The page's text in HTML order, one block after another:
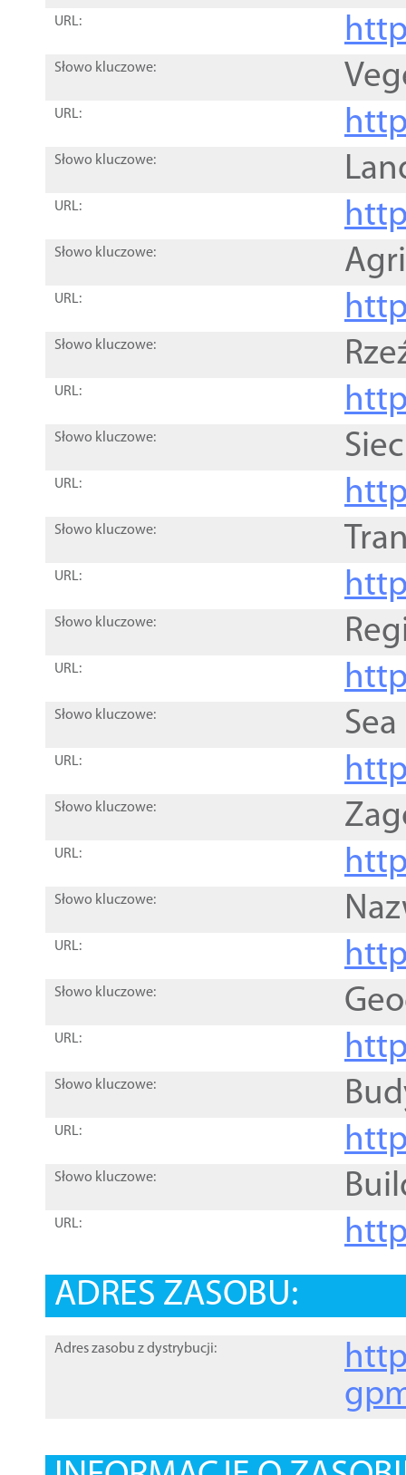
URL:
Słowo kluczowe:
URL:
Słowo kluczowe:
URL:
Słowo kluczowe:
URL:
Słowo kluczowe:
URL:
Słowo kluczowe:
URL:
Słowo kluczowe:
URL:
Słowo kluczowe:
URL:
Słowo kluczowe:
URL:
Słowo kluczowe:
URL:
Słowo kluczowe:
URL:
Słowo kluczowe:
URL:
Słowo kluczowe:
URL:
Słowo kluczowe:
URL:
ADRES ZASOBU:
Adres zasobu z dystrybucji: